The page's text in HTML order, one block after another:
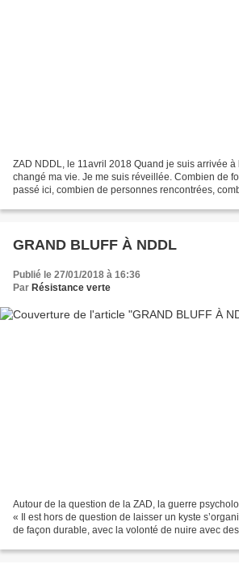
ZAD NDDL, le 11avril 2018 Quand je suis arrivée
changé ma vie. Je me suis réveillée. Combien de
passé ici, combien de personnes rencontrées,
GRAND BLUFF À NDDL
Publié le 27/01/2018 à 16:36
Par Résistance verte
Autour de la question de la ZAD, la guerre
« Il est hors de question de laisser un kyste
de façon durable, avec la volonté de nuire avec